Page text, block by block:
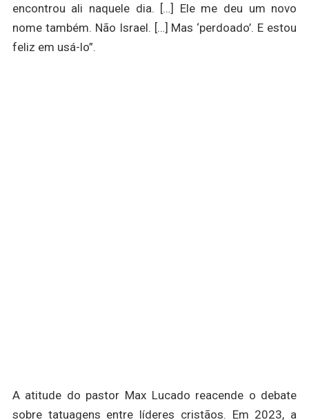
encontrou ali naquele dia. […] Ele me deu um novo
nome também. Não Israel. […] Mas ‘perdoado’. E estou
feliz em usá-lo”.
A atitude do pastor Max Lucado reacende o debate
sobre tatuagens entre líderes cristãos. Em 2023, a